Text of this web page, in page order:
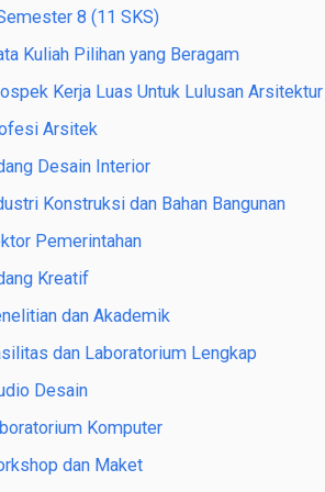
8 (11 SKS)
Kuliah Pilihan yang Beragam
Kerja Luas Untuk Lulusan Arsitektur
Arsitek
Desain Interior
Konstruksi dan Bahan Bangunan
Pemerintahan
Kreatif
dan Akademik
dan Laboratorium Lengkap
Desain
Komputer
dan Maket